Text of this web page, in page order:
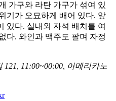
가구와 라탄 가구가 섞여 있
기가 오묘하게 배어 있다. 앞
있다. 실내외 자석 배치를 여
다. 와인과 맥주도 팔며 자정
11:00~00:00, 아메리카노